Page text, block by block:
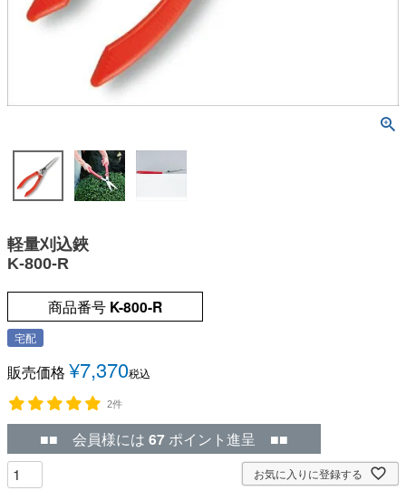
軽量刈込鋏
K-800-R
商品番号 K-800-R
宅配
販売価格 ¥7,370税込
2件
■■ 会員様には 67 ポイント進呈 ■■
お気に入りに登録する